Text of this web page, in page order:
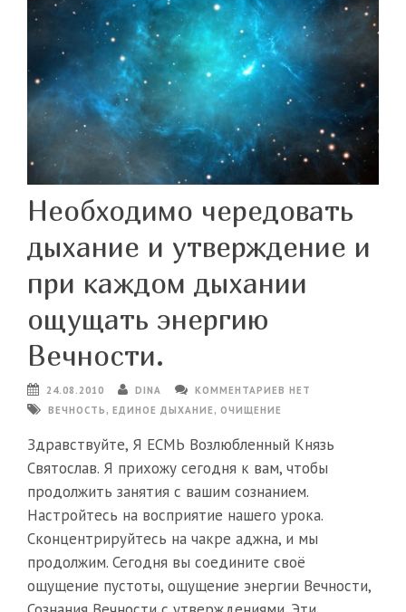
Необходимо чередовать
дыхание и утверждение и
при каждом дыхании
ощущать энергию
Вечности.
24.08.2010 DINA
КОММЕНТАРИЕВ НЕТ
ВЕЧНОСТЬ , ЕДИНОЕ ДЫХАНИЕ, ОЧИЩЕНИЕ
Здравствуйте, Я ЕСМЬ Возлюбленный Князь
Святослав. Я прихожу сегодня к вам, чтобы
продолжить занятия с вашим сознанием.
Настройтесь на восприятие нашего урока.
Сконцентрируйтесь на чакре аджна, и мы
продолжим. Сегодня вы соедините своё
ощущение пустоты, ощущение энергии Вечности,